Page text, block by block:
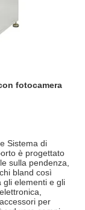
fotocamera
Sistema di
è progettato
sulla pendenza,
bland così
gli elementi e gli
per